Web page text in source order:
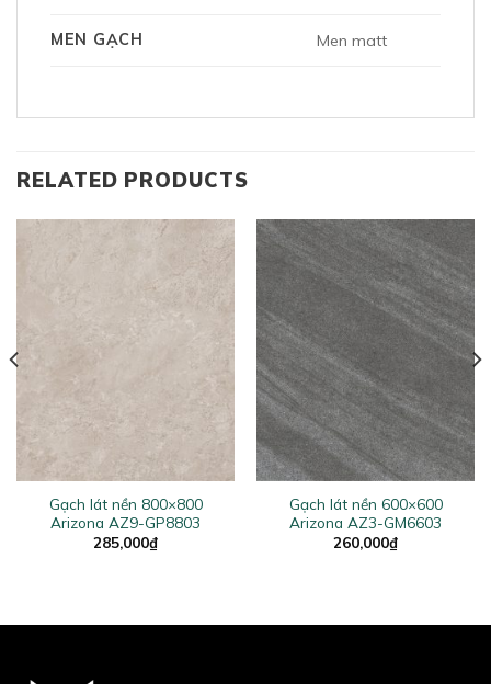
MEN GẠCH Men matt
RELATED PRODUCTS
Gạch lát nền 800×800
Arizona AZ9-GP8803
285,000₫
Gạch lát nền 600×600
Arizona AZ3-GM6603
260,000₫